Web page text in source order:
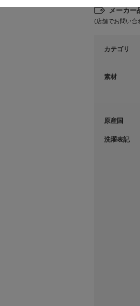
メーカー
(店舗でお問い合
カテゴリ
素材
原産国
洗濯表記